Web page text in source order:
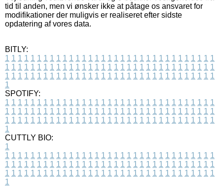
tid til anden, men vi ønsker ikke at påtage os ansvaret for
modifikationer der muligvis er realiseret efter sidste
opdatering af vores data.
BITLY:
1 1 1 1 1 1 1 1 1 1 1 1 1 1 1 1 1 1 1 1 1 1 1 1 1 1 1 1 1 1 1 1 1
1 1 1 1 1 1 1 1 1 1 1 1 1 1 1 1 1 1 1 1 1 1 1 1 1 1 1 1 1 1 1 1 1
1 1 1 1 1 1 1 1 1 1 1 1 1 1 1 1 1 1 1 1 1 1 1 1 1 1 1 1 1 1 1 1 1
1
SPOTIFY:
1 1 1 1 1 1 1 1 1 1 1 1 1 1 1 1 1 1 1 1 1 1 1 1 1 1 1 1 1 1 1 1 1
1 1 1 1 1 1 1 1 1 1 1 1 1 1 1 1 1 1 1 1 1 1 1 1 1 1 1 1 1 1 1 1 1
1 1 1 1 1 1 1 1 1 1 1 1 1 1 1 1 1 1 1 1 1 1 1 1 1 1 1 1 1 1 1 1 1
1
CUTTLY BIO:
1
1 1 1 1 1 1 1 1 1 1 1 1 1 1 1 1 1 1 1 1 1 1 1 1 1 1 1 1 1 1 1 1 1
1 1 1 1 1 1 1 1 1 1 1 1 1 1 1 1 1 1 1 1 1 1 1 1 1 1 1 1 1 1 1 1 1
1 1 1 1 1 1 1 1 1 1 1 1 1 1 1 1 1 1 1 1 1 1 1 1 1 1 1 1 1 1 1 1 1
1